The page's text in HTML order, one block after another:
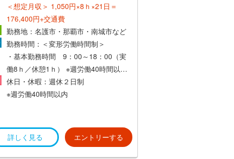
＜想定月収＞ 1,050円×8ｈ×21日＝
176,400円+交通費
勤務地：名護市・那覇市・南城市など
勤務時間：＜変形労働時間制＞
・基本勤務時間 9：00～18：00（実
働8ｈ／休憩1ｈ）
※週労働40時間以内
休日・休暇：週休２日制
※週労働40時間以内
詳しく見る エントリーする